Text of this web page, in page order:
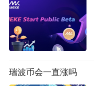
瑞波币会一直涨吗